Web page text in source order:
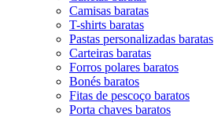
Camisas baratas
T-shirts baratas
Pastas personalizadas baratas
Carteiras baratas
Forros polares baratos
Bonés baratos
Fitas de pescoço baratos
Porta chaves baratos